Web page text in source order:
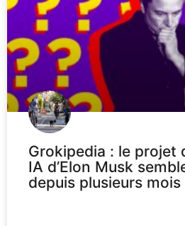
Grokipedia : le projet
IA d’Elon Musk
depuis plusieurs mois